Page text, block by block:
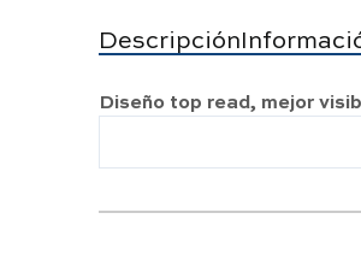
Descripción
Diseño top read, mejor